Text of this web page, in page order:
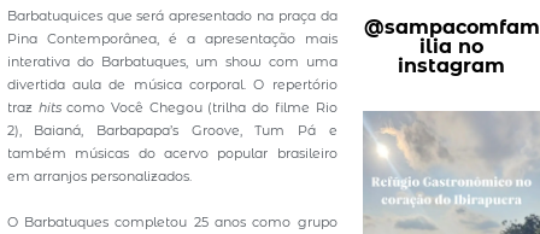
Barbatuquices que será apresentado na praça da
Pina Contemporânea, é a apresentação mais
interativa do Barbatuques, um show com uma
divertida aula de música corporal. O repertório
traz hitscomo Você Chegou (trilha do filme Rio
2), Baianá, Barbapapa’s Groove, Tum Pá e
também músicas do acervo popular brasileiro
em arranjos personalizados.
O Barbatuques completou 25 anos como grupo
@sampacomfam
ilia no
instagram